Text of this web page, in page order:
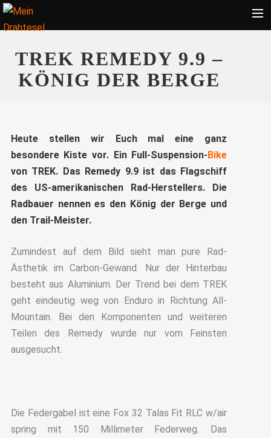
Bekleidung
Radsport
Ratgeber
Suche
TREK REMEDY 9.9 –
KÖNIG DER BERGE
Heute stellen wir Euch mal eine ganz
besondere Kiste vor. Ein Full-Suspension-Bike
von TREK. Das Remedy 9.9 ist das Flagschiff
des US-amerikanischen Rad-Herstellers. Die
Radbauer nennen es den König der Berge und
den Trail-Meister.
Zumindest auf dem Bild sieht man pure Rad-
Ästhetik im Carbon-Gewand. Nur der Hinterbau
besteht aus Aluminium. Der Trend bei dem TREK
geht eindeutig weg von Enduro in Richtung All-
Mountain. Bei den Komponenten und weiteren
Teilen des Remedy wurde nur vom Feinsten
ausgesucht.
Die Federgabel ist eine Fox 32 Talas Fit RLC w/air
spring mit 150 Millimeter Federweg. Das